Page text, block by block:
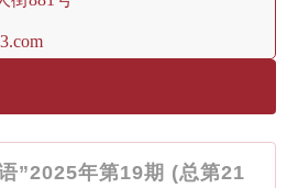
”2025年第19期 (总第21